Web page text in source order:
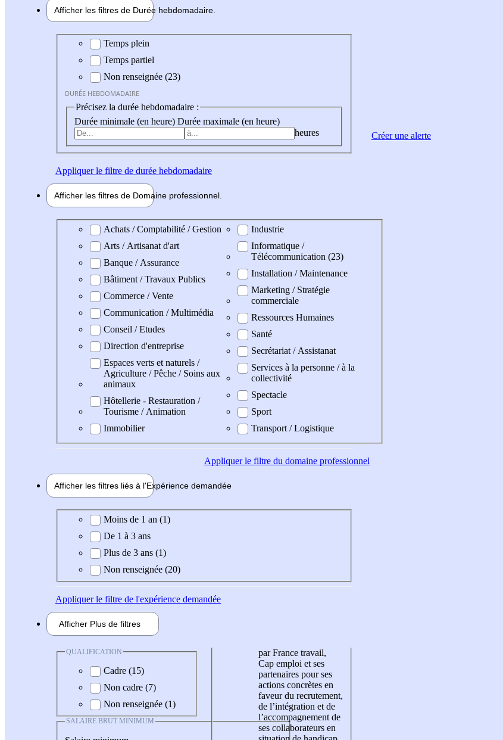
Afficher les filtres de Durée hebdomadaire
Durée hebdomadaire
Temps plein
Temps partiel
Non renseignée (23)
DURÉE HEBDOMADAIRE
Précisez la durée hebdomadaire :
Durée minimale (en heure) Durée maximale (en heure)
heures
Appliquerle filtre de durée hebdomadaire
Afficher les filtres de Domaine professionnel
Domaine professionel
Achats / Comptabilité / Gestion
Arts / Artisanat d'art
Banque / Assurance
Bâtiment / Travaux Publics
Commerce / Vente
Communication / Multimédia
Conseil / Etudes
Direction d'entreprise
Espaces verts et naturels /
Agriculture / Pêche / Soins aux
animaux
Hôtellerie - Restauration /
Tourisme / Animation
Immobilier
Industrie
Informatique /
Télécommunication (23)
Installation / Maintenance
Marketing / Stratégie
commerciale
Ressources Humaines
Santé
Secrétariat / Assistanat
Services à la personne / à la
collectivité
Spectacle
Sport
Transport / Logistique
Appliquerle filtre du domaine professionnel
Afficher les filtres liés à l'Expérience demandée
Expérience demandée
Moins de 1 an (1)
De 1 à 3 ans
Plus de 3 ans (1)
Non renseignée (20)
Appliquerle filtre de l'expérience demandée
Afficher Plus de filtres
QUALIFICATION
Cadre (15)
Non cadre (7)
Non renseignée (1)
SALAIRE BRUT MINIMUM
par France travail,
Cap emploi et ses
partenaires pour ses
actions concrètes en
faveur du recrutement,
de l’intégration et de
l’accompagnement de
ses collaborateurs en
Créer une alerte